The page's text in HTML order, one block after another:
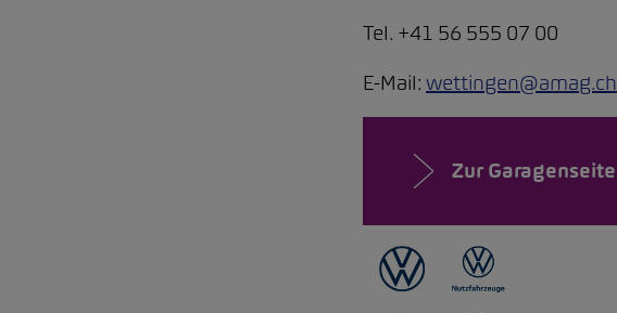
Tel. +41 56 555 07 00
E-Mail: wettingen@amag.ch
Zur Garagenseite